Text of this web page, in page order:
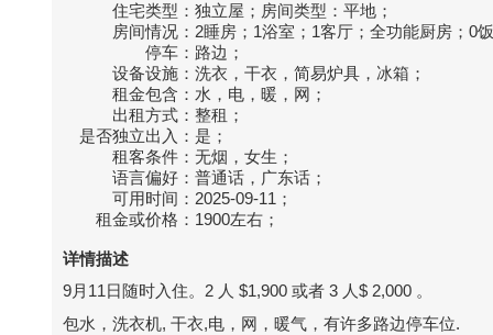
住宅类型： 独立屋；房间类型：平地；
房间情况： 2睡房；1浴室；1客厅；全功能厨房；0
停车： 路边；
设备设施： 洗衣，干衣，简易炉具，冰箱；
租金包含： 水，电，暖，网；
出租方式： 整租；
是否独立出入： 是；
租客条件： 无烟，女生；
语言偏好： 普通话，广东话；
可用时间： 2025-09-11；
租金或价格： 1900左右；
详情描述
9月11日随时入住。2 人 $1,900 或者 3 人$ 2,000 。
包水，洗衣机, 干衣,电，网，暖气，有许多路边停车位.